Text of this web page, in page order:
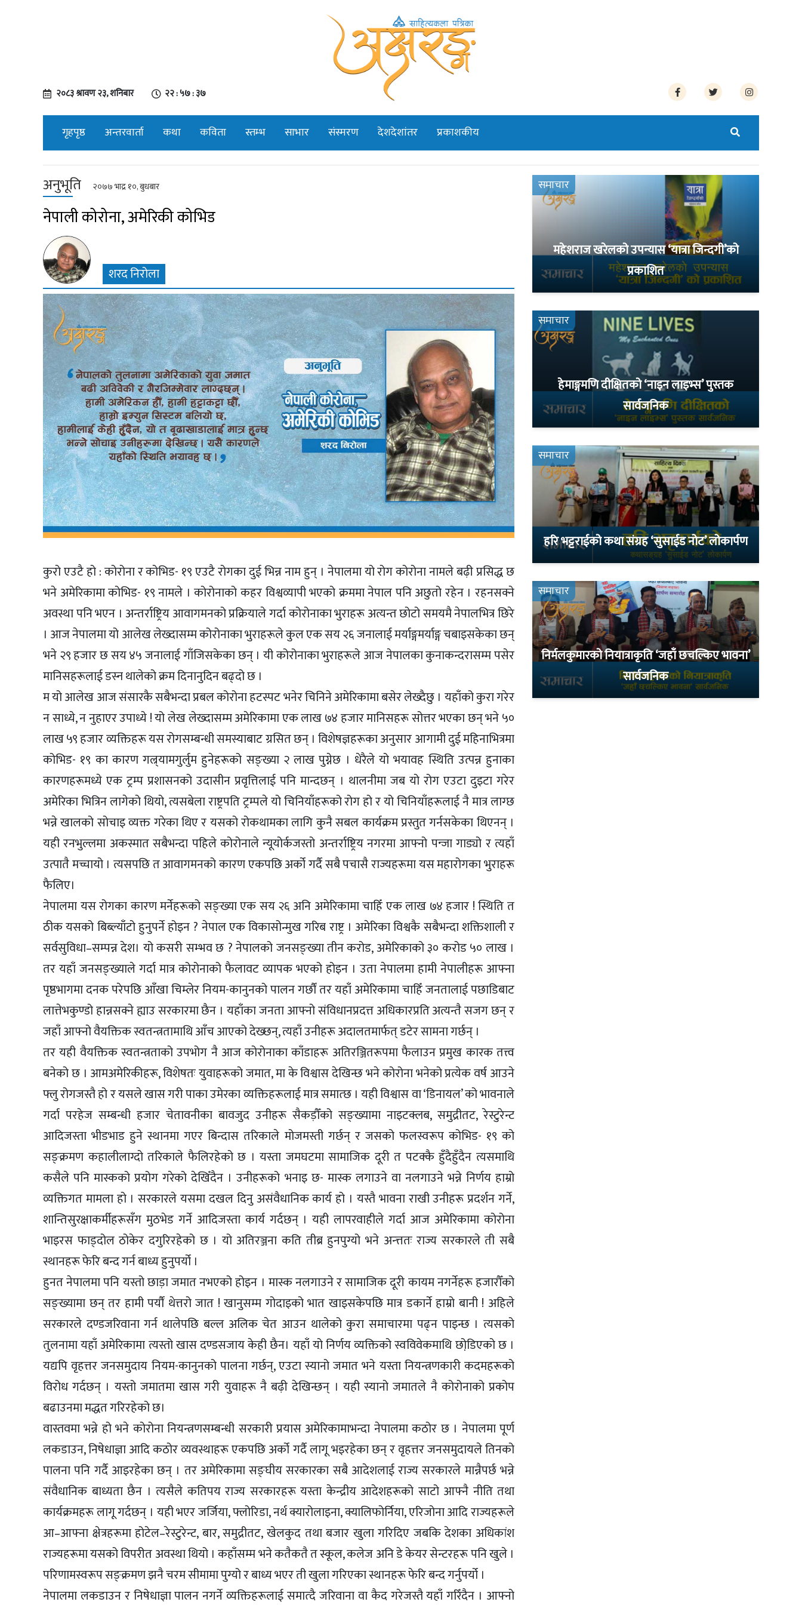
२०८३ श्रावण २३, शनिबार २२ : ५७ : ३८
गृहपृष्ठ अन्तरवार्ता कथा कविता स्तम्भ साभार संस्मरण देशदेशांतर प्रकाशकीय
अनुभूति २०७७ भाद्र १०, बुधबार
नेपाली कोरोना, अमेरिकी कोभिड
शरद निरोला
कुरो एउटै हो : कोरोना र कोभिड- १९ एउटै रोगका दुई भिन्न नाम हुन् । नेपालमा यो रोग कोरोना नामले बढ़ी प्रसिद्ध छ
भने अमेरिकामा कोभिड- १९ नामले । कोरोनाको कहर विश्वव्यापी भएको क्रममा नेपाल पनि अछुतो रहेन । रहनसक्ने
अवस्था पनि भएन । अन्तर्राष्ट्रिय आवागमनको प्रक्रियाले गर्दा कोरोनाका भुराहरू अत्यन्त छोटो समयमै नेपालभित्र छिरे
। आज नेपालमा यो आलेख लेख्दासम्म कोरोनाका भुराहरूले कुल एक सय २६ जनालाई मर्याङ्गमर्याङ्ग चबाइसकेका छन्
भने २९ हजार छ सय ४५ जनालाई गाँजिसकेका छन् । यी कोरोनाका भुराहरूले आज नेपालका कुनाकन्दरासम्म पसेर
मानिसहरूलाई डस्न थालेको क्रम दिनानुदिन बढ्दो छ ।
म यो आलेख आज संसारकै सबैभन्दा प्रबल कोरोना हटस्पट भनेर चिनिने अमेरिकामा बसेर लेख्दैछु । यहाँको कुरा गरेर
न साध्ये, न नुहाएर उपाध्ये ! यो लेख लेख्दासम्म अमेरिकामा एक लाख ७४ हजार मानिसहरू सोत्तर भएका छन् भने ५०
लाख ५९ हजार व्यक्तिहरू यस रोगसम्बन्धी समस्याबाट ग्रसित छन् । विशेषज्ञहरूका अनुसार आगामी दुई महिनाभित्रमा
कोभिड- १९ का कारण गल्र्यामगुर्लुम हुनेहरूको सङ्ख्या २ लाख पुग्नेछ । धेरैले यो भयावह स्थिति उत्पन्न हुनाका
कारणहरूमध्ये एक ट्रम्प प्रशासनको उदासीन प्रवृत्तिलाई पनि मान्दछन् । थालनीमा जब यो रोग एउटा दुइटा गरेर
अमेरिका भित्रिन लागेको थियो, त्यसबेला राष्ट्रपति ट्रम्पले यो चिनियाँहरूको रोग हो र यो चिनियाँहरूलाई नै मात्र लाग्छ
भन्ने खालको सोचाइ व्यक्त गरेका थिए र यसको रोकथामका लागि कुनै सबल कार्यक्रम प्रस्तुत गर्नसकेका थिएनन् ।
यही रनभुल्लमा अकस्मात सबैभन्दा पहिले कोरोनाले न्यूयोर्कजस्तो अन्तर्राष्ट्रिय नगरमा आफ्नो पन्जा गाड्यो र त्यहाँ
उत्पातै मच्चायो । त्यसपछि त आवागमनको कारण एकपछि अर्को गर्दै सबै पचासै राज्यहरूमा यस महारोगका भुराहरू
फैलिए।
नेपालमा यस रोगका कारण मर्नेहरूको सङ्ख्या एक सय २६ अनि अमेरिकामा चाहिँ एक लाख ७४ हजार ! स्थिति त
ठीक यसको बिब्ल्याँटो हुनुपर्ने होइन ? नेपाल एक विकासोन्मुख गरिब राष्ट्र । अमेरिका विश्वकै सबैभन्दा शक्तिशाली र
सर्वसुविधा–सम्पन्न देश। यो कसरी सम्भव छ ? नेपालको जनसङ्ख्या तीन करोड, अमेरिकाको ३० करोड ५० लाख ।
तर यहाँ जनसङ्ख्याले गर्दा मात्र कोरोनाको फैलावट व्यापक भएको होइन । उता नेपालमा हामी नेपालीहरू आफ्ना
पृष्ठभागमा दनक परेपछि आँखा चिम्लेर नियम-कानुनको पालन गर्छौं तर यहाँ अमेरिकामा चाहिँ जनतालाई पछाडिबाट
लात्तेभकुण्डो हान्नसक्ने ह्याउ सरकारमा छैन । यहाँका जनता आफ्नो संविधानप्रदत्त अधिकारप्रति अत्यन्तै सजग छन् र
जहाँ आफ्नो वैयक्तिक स्वतन्त्रतामाथि आँच आएको देख्छन्, त्यहाँ उनीहरू अदालतमार्फत् डटेर सामना गर्छन् ।
तर यही वैयक्तिक स्वतन्त्रताको उपभोग नै आज कोरोनाका काँडाहरू अतिरञ्जितरूपमा फैलाउन प्रमुख कारक तत्त्व
बनेको छ । आमअमेरिकीहरू, विशेषतः युवाहरूको जमात, मा के विश्वास देखिन्छ भने कोरोना भनेको प्रत्येक वर्ष आउने
फ्लु रोगजस्तै हो र यसले खास गरी पाका उमेरका व्यक्तिहरूलाई मात्र समात्छ । यही विश्वास वा ‘डिनायल’ को भावनाले
गर्दा परहेज सम्बन्धी हजार चेतावनीका बावजुद उनीहरू सैकड़ौँको सङ्ख्यामा नाइटक्लब, समुद्रीतट, रेस्टुरेन्ट
आदिजस्ता भीडभाड हुने स्थानमा गएर बिन्दास तरिकाले मोजमस्ती गर्छन् र जसको फलस्वरूप कोभिड- १९ को
सङ्क्रमण कहालीलाग्दो तरिकाले फैलिरहेको छ । यस्ता जमघटमा सामाजिक दूरी त पटक्कै हुँदैहुँदैन त्यसमाथि
कसैले पनि मास्कको प्रयोग गरेको देखिँदैन । उनीहरूको भनाइ छ- मास्क लगाउने वा नलगाउने भन्ने निर्णय हाम्रो
व्यक्तिगत मामला हो । सरकारले यसमा दखल दिनु असंवैधानिक कार्य हो । यस्तै भावना राखी उनीहरू प्रदर्शन गर्ने,
शान्तिसुरक्षाकर्मीहरूसँग मुठभेड गर्ने आदिजस्ता कार्य गर्दछन् । यही लापरवाहीले गर्दा आज अमेरिकामा कोरोना
भाइरस फाड्दोल ठोकेर दगुरिरहेको छ । यो अतिरञ्जना कति तीब्र हुनपुग्यो भने अन्त्ततः राज्य सरकारले ती सबै
स्थानहरू फेरि बन्द गर्न बाध्य हुनुपर्यो ।
हुनत नेपालमा पनि यस्तो छाड़ा जमात नभएको होइन । मास्क नलगाउने र सामाजिक दूरी कायम नगर्नेहरू हजारौँको
सङ्ख्यामा छन् तर हामी पर्यौं थेत्तरो जात ! खानुसम्म गोदाइको भात खाइसकेपछि मात्र डकार्ने हाम्रो बानी ! अहिले
सरकारले दण्डजरिवाना गर्न थालेपछि बल्ल अलिक चेत आउन थालेको कुरा समाचारमा पढ्न पाइन्छ । त्यसको
तुलनामा यहाँ अमेरिकामा त्यस्तो खास दण्डसजाय केही छैन। यहाँ यो निर्णय व्यक्तिको स्वविवेकमाथि छोडि़एको छ ।
यद्यपि वृहत्तर जनसमुदाय नियम-कानुनको पालना गर्छन्, एउटा स्यानो जमात भने यस्ता नियन्त्रणकारी कदमहरूको
विरोध गर्दछन् । यस्तो जमातमा खास गरी युवाहरू नै बढ़ी देखिन्छन् । यही स्यानो जमातले नै कोरोनाको प्रकोप
बढाउनमा मद्धत गरिरहेको छ।
वास्तवमा भन्ने हो भने कोरोना नियन्त्रणसम्बन्धी सरकारी प्रयास अमेरिकामाभन्दा नेपालमा कठोर छ । नेपालमा पूर्ण
लकडाउन, निषेधाज्ञा आदि कठोर व्यवस्थाहरू एकपछि अर्को गर्दै लागू भइरहेका छन् र वृहत्तर जनसमुदायले तिनको
पालना पनि गर्दै आइरहेका छन् । तर अमेरिकामा सङ्घीय सरकारका सबै आदेशलाई राज्य सरकारले मान्नैपर्छ भन्ने
संवैधानिक बाध्यता छैन । त्यसैले कतिपय राज्य सरकारहरू यस्ता केन्द्रीय आदेशहरूको साटो आफ्नै नीति तथा
कार्यक्रमहरू लागू गर्दछन् । यही भएर जर्जिया, फ्लोरिडा, नर्थ क्यारोलाइना, क्यालिफोर्निया, एरिजोना आदि राज्यहरूले
आ–आफ्ना क्षेत्रहरूमा होटेल–रेस्टुरेन्ट, बार, समुद्रीतट, खेलकुद तथा बजार खुला गरिदिए जबकि देशका अधिकांश
राज्यहरूमा यसको विपरीत अवस्था थियो । कहाँसम्म भने कतैकतै त स्कूल, कलेज अनि डे केयर सेन्टरहरू पनि खुले ।
परिणामस्वरूप सङ्क्रमण झनै चरम सीमामा पुग्यो र बाध्य भएर ती खुला गरिएका स्थानहरू फेरि बन्द गर्नुपर्यो ।
नेपालमा लकडाउन र निषेधाज्ञा पालन नगर्ने व्यक्तिहरूलाई समात्दै जरिवाना वा कैद गरेजस्तै यहाँ गरिँदैन । आफ्नो
समाचार
महेशराज खरेलको उपन्यास ‘यात्रा जिन्दगी’को
प्रकाशित
समाचार
हेमाङ्गमणि दीक्षितको ‘नाइन लाइभ्स’ पुस्तक
सार्वजनिक
समाचार
हरि भट्टराईको कथा संग्रह ‘सुसाईड नोट’ लोकार्पण
समाचार
निर्मलकुमारको नियात्राकृति ‘जहाँ छचल्किए भावना’
सार्वजनिक